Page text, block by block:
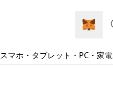
スマホ・タブレット・PC・家電